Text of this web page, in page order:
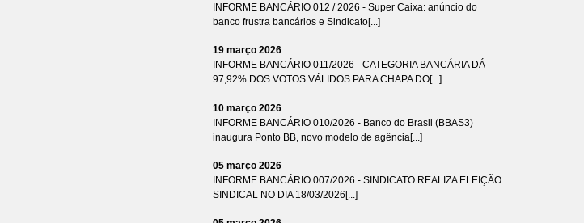
INFORME BANCÁRIO 012 / 2026 - Super Caixa: anúncio do
banco frustra bancários e Sindicato[...]
19 março 2026
INFORME BANCÁRIO 011/2026 - CATEGORIA BANCÁRIA DÁ
97,92% DOS VOTOS VÁLIDOS PARA CHAPA DO[...]
10 março 2026
INFORME BANCÁRIO 010/2026 - Banco do Brasil (BBAS3)
inaugura Ponto BB, novo modelo de agência[...]
05 março 2026
INFORME BANCÁRIO 007/2026 - SINDICATO REALIZA ELEIÇÃO
SINDICAL NO DIA 18/03/2026[...]